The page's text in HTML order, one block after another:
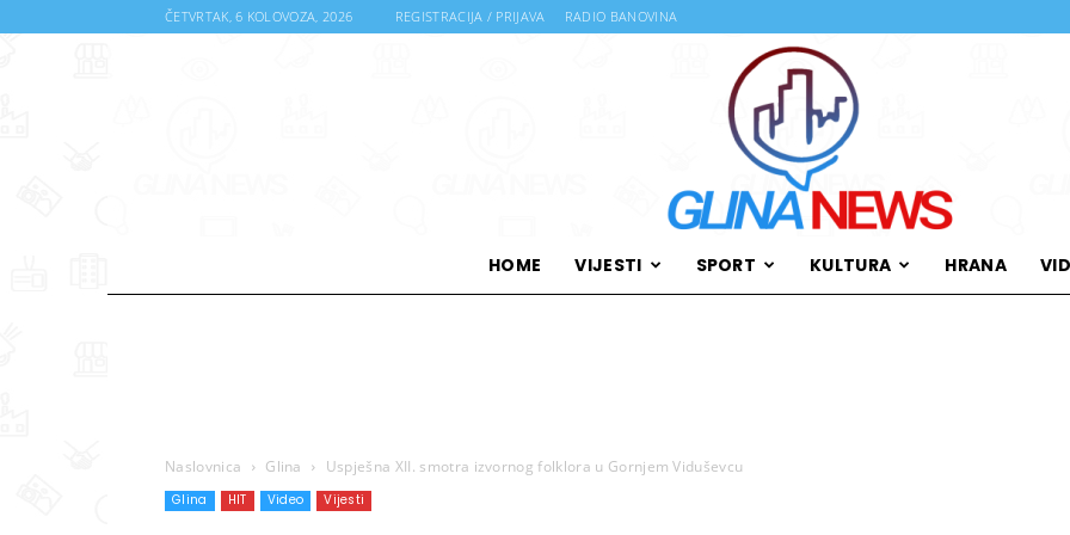
ČETVRTAK, 6 KOLOVOZA, 2026 REGISTRACIJA / PRIJAVA RADIO BANOVINA
HOME VIJESTI SPORT KULTURA HRANA
Naslovnica Glina Uspješna XII. smotra izvornog folklora u Gornjem Viduševcu
Glina HIT Video Vijesti